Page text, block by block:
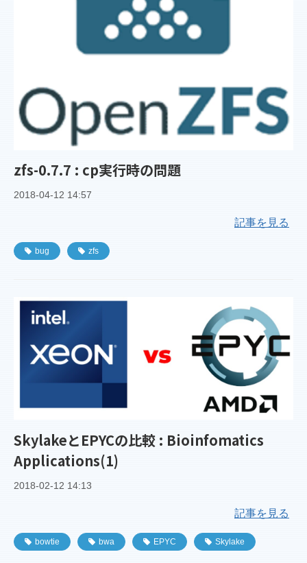
zfs-0.7.7 : cp実行時の問題
2018-04-12 14:57
記事を見る
bug zfs
SkylakeとEPYCの比較 : Bioinfomatics
Applications(1)
2018-02-12 14:13
記事を見る
bowtie bwa EPYC Skylake